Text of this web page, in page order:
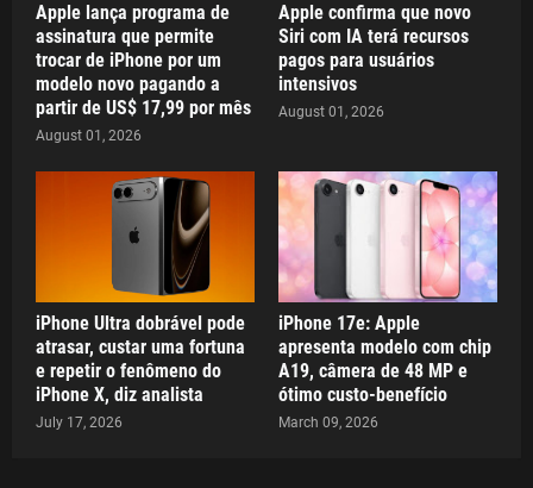
Apple lança programa de
assinatura que permite
trocar de iPhone por um
modelo novo pagando a
partir de US$ 17,99 por mês
August 01, 2026
Apple confirma que novo
Siri com IA terá recursos
pagos para usuários
intensivos
August 01, 2026
iPhone Ultra dobrável pode
atrasar, custar uma fortuna
e repetir o fenômeno do
iPhone X, diz analista
July 17, 2026
iPhone 17e: Apple
apresenta modelo com chip
A19, câmera de 48 MP e
ótimo custo-benefício
March 09, 2026